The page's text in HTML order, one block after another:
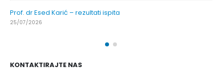
Prof. dr Esed Karić – rezultati ispita
25/07/2026
KONTAKTIRAJTE NAS